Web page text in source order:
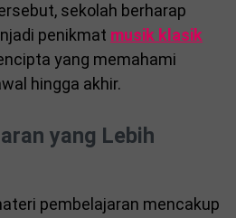
sekolah berharap
penikmat musik klasik
yang memahami
hingga akhir.
yang Lebih
pembelajaran mencakup